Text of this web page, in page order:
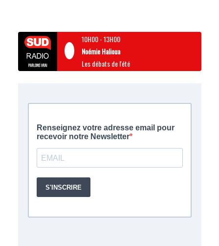
10H00-13H00
Noémie Halioua
Les débats de l'été